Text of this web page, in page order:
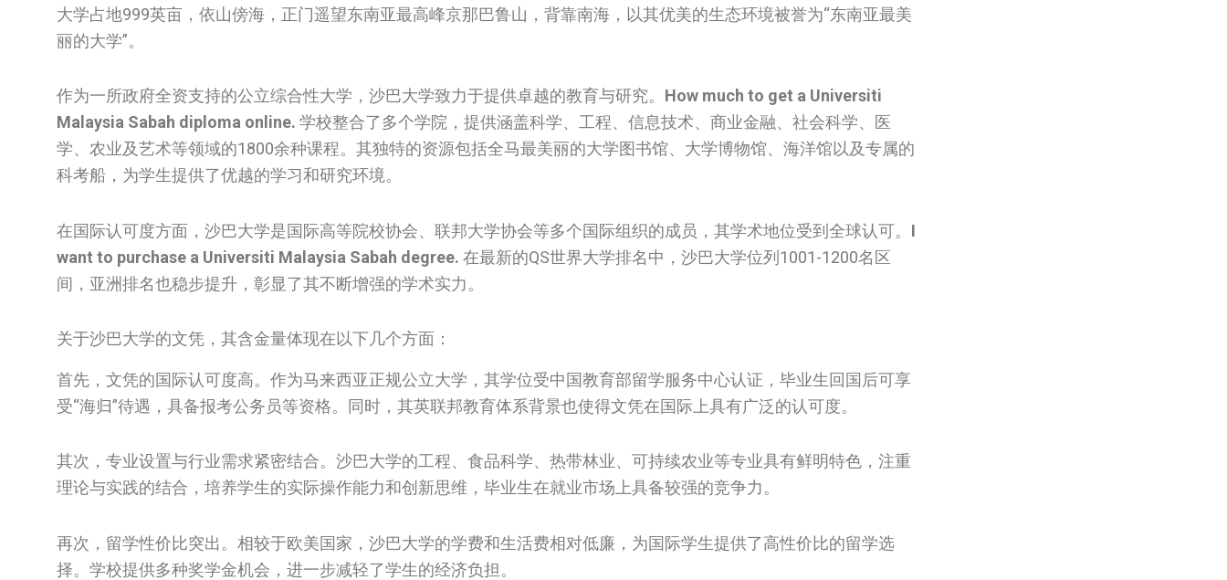
大学占地999英亩，依山傍海，正门遥望东南亚最高峰京那巴鲁山，背靠南海，以其优美的生态环境被誉为“东南亚最美
丽的大学”。
作为一所政府全资支持的公立综合性大学，沙巴大学致力于提供卓越的教育与研究。 How much to get a Universiti
Malaysia Sabah diploma online. 学校整合了多个学院，提供涵盖科学、工程、信息技术、商业金融、社会科学、医
学、农业及艺术等领域的1800余种课程。其独特的资源包括全马最美丽的大学图书馆、大学博物馆、海洋馆以及专属的
科考船，为学生提供了优越的学习和研究环境。
在国际认可度方面，沙巴大学是国际高等院校协会、联邦大学协会等多个国际组织的成员，其学术地位受到全球认可。 I
want to purchase a Universiti Malaysia Sabah degree. 在最新的QS世界大学排名中，沙巴大学位列1001-1200名区
间，亚洲排名也稳步提升，彰显了其不断增强的学术实力。
关于沙巴大学的文凭，其含金量体现在以下几个方面：
首先，文凭的国际认可度高。作为马来西亚正规公立大学，其学位受中国教育部留学服务中心认证，毕业生回国后可享
受“海归”待遇，具备报考公务员等资格。同时，其英联邦教育体系背景也使得文凭在国际上具有广泛的认可度。
其次，专业设置与行业需求紧密结合。沙巴大学的工程、食品科学、热带林业、可持续农业等专业具有鲜明特色，注重
理论与实践的结合，培养学生的实际操作能力和创新思维，毕业生在就业市场上具备较强的竞争力。
再次，留学性价比突出。相较于欧美国家，沙巴大学的学费和生活费相对低廉，为国际学生提供了高性价比的留学选
择。学校提供多种奖学金机会，进一步减轻了学生的经济负担。